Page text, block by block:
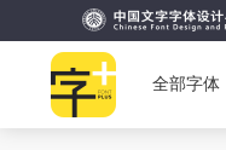
全部字体